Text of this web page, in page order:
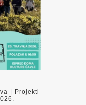
Projekti